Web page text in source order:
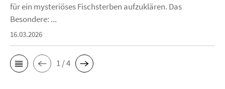
für ein mysteriöses Fischsterben aufzuklären. Das
Besondere: ...
16.03.2026
1 / 4